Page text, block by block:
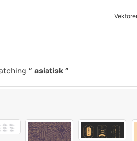
Vektorer
asiatisk